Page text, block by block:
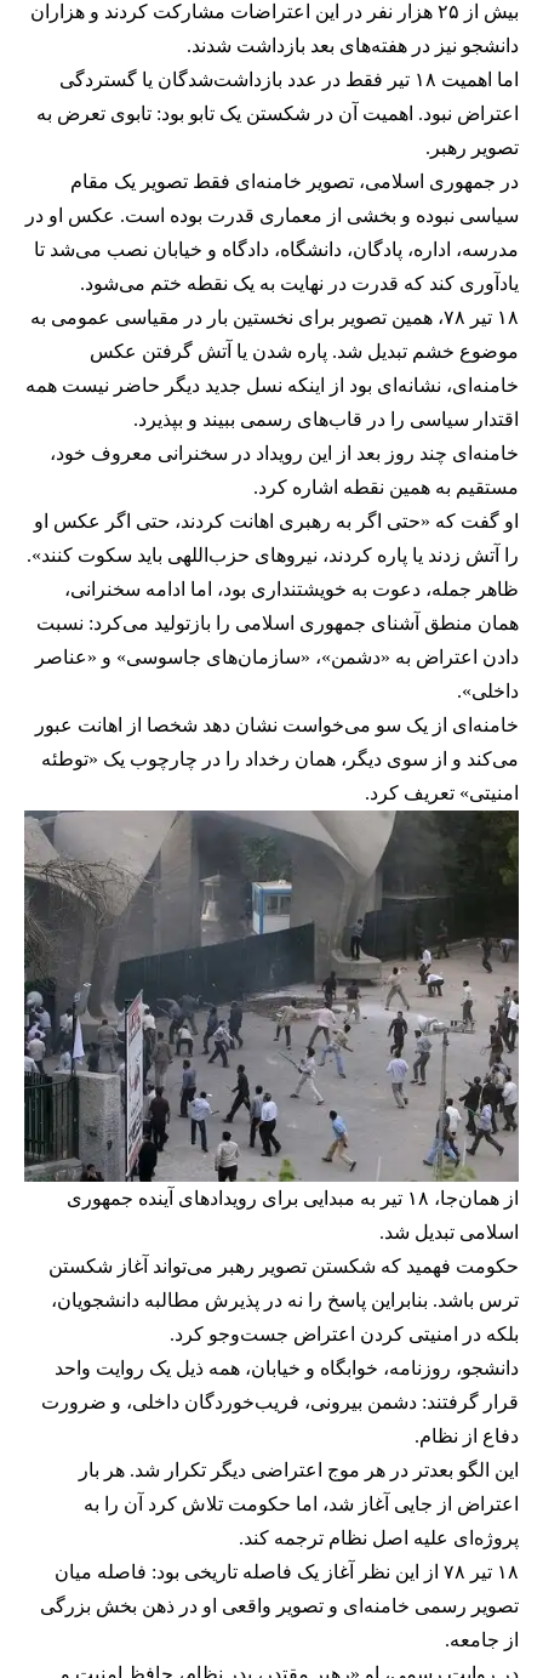
بیش از ۲۵ هزار نفر در این اعتراضات مشارکت کردند و هزاران
دانشجو نیز در هفته‌های بعد بازداشت شدند.
اما اهمیت ۱۸ تیر فقط در عدد بازداشت‌شدگان یا گستردگی
اعتراض نبود. اهمیت آن در شکستن یک تابو بود: تابوی تعرض به
تصویر رهبر.
در جمهوری اسلامی، تصویر خامنه‌ای فقط تصویر یک مقام
سیاسی نبوده و بخشی از معماری قدرت بوده است. عکس او در
مدرسه، اداره، پادگان، دانشگاه، دادگاه و خیابان نصب می‌شد تا
یادآوری کند که قدرت در نهایت به یک نقطه ختم می‌شود.
۱۸ تیر ۷۸، همین تصویر برای نخستین بار در مقیاسی عمومی به
موضوع خشم تبدیل شد. پاره شدن یا آتش گرفتن عکس
خامنه‌ای، نشانه‌ای بود از اینکه نسل جدید دیگر حاضر نیست همه
اقتدار سیاسی را در قاب‌های رسمی ببیند و بپذیرد.
خامنه‌ای چند روز بعد از این رویداد در سخنرانی معروف خود،
مستقیم به همین نقطه اشاره کرد.
او گفت که «حتی اگر به رهبری اهانت کردند، حتی اگر عکس او
را آتش زدند یا پاره کردند، نیروهای حزب‌اللهی باید سکوت کنند».
ظاهر جمله، دعوت به خویشتنداری بود، اما ادامه سخنرانی،
همان منطق آشنای جمهوری اسلامی را بازتولید می‌کرد: نسبت
دادن اعتراض به «دشمن»، «سازمان‌های جاسوسی» و «عناصر
داخلی».
خامنه‌ای از یک سو می‌خواست نشان دهد شخصا از اهانت عبور
می‌کند و از سوی دیگر، همان رخداد را در چارچوب یک «توطئه
امنیتی» تعریف کرد.
از همان‌جا، ۱۸ تیر به مبدایی برای رویدادهای آینده جمهوری
اسلامی تبدیل شد.
حکومت فهمید که شکستن تصویر رهبر می‌تواند آغاز شکستن
ترس باشد. بنابراین پاسخ را نه در پذیرش مطالبه دانشجویان،
بلکه در امنیتی کردن اعتراض جست‌وجو کرد.
دانشجو، روزنامه، خوابگاه و خیابان، همه ذیل یک روایت واحد
قرار گرفتند: دشمن بیرونی، فریب‌خوردگان داخلی، و ضرورت
دفاع از نظام.
این الگو بعدتر در هر موج اعتراضی دیگر تکرار شد. هر بار
اعتراض از جایی آغاز شد، اما حکومت تلاش کرد آن را به
پروژه‌ای علیه اصل نظام ترجمه کند.
۱۸ تیر ۷۸ از این نظر آغاز یک فاصله تاریخی بود: فاصله میان
تصویر رسمی خامنه‌ای و تصویر واقعی او در ذهن بخش بزرگی
از جامعه.